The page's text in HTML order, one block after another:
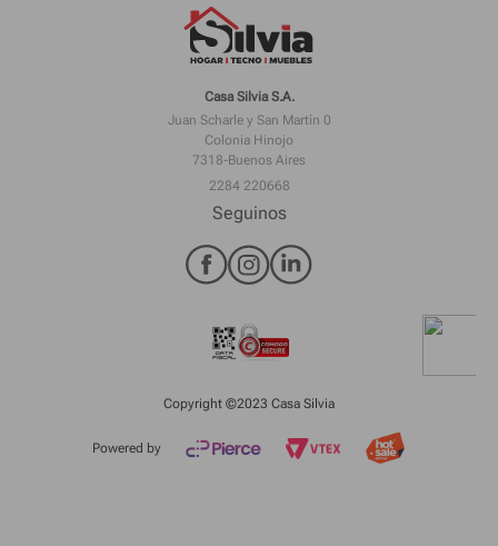
Casa Silvia S.A.
Juan Scharle y San Martín 0
Colonia Hinojo
7318-Buenos Aires
2284 220668
Seguinos
Copyright ©2023 Casa Silvia
Powered by